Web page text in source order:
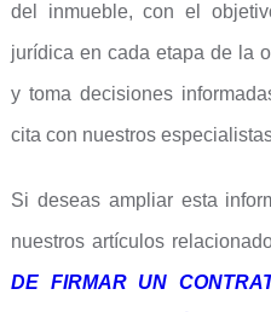
del inmueble, con el
jurídica en cada etapa de la
y toma decisiones
cita con nuestros
Si deseas ampliar esta
nuestros artículos
DE FIRMAR UN